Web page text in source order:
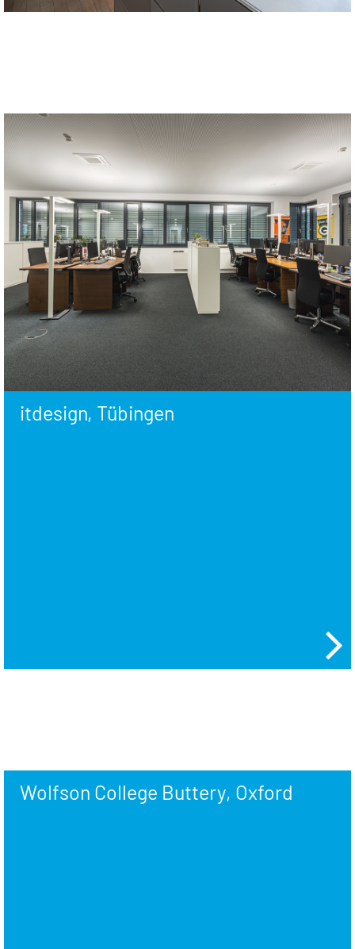
itdesign, Tübingen
Wolfson College Buttery, Oxford